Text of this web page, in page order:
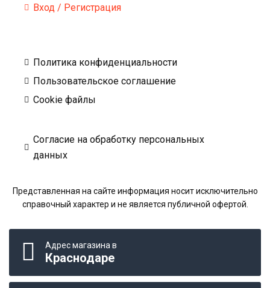
Вход / Регистрация
Политика конфиденциальности
Пользовательское соглашение
Cookie файлы
Согласие на обработку персональных
данных
Представленная на сайте информация носит исключительно
справочный характер и не является публичной офертой.
Адрес магазина в
Краснодаре